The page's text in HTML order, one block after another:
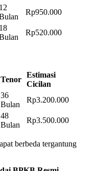
12
Rp950.000
18
Rp520.000
Tenor
Estimasi
Cicilan
36
Bulan
Rp3.200.000
48
Bulan
Rp3.500.000
berbeda tergantung